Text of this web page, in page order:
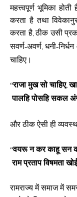
महत्त्वपूर्ण भूमिका
करता है तथा
करता है,ठीक उसी
सवर्ण-अवर्ण, धनी-
चाहिए।
‘‘राजा मुख सो चाहिए,
पालहि पोसहि सकल
और ठीक ऐसी ही
‘‘वयरू न कर काहू सन
राम प्रताप विषमता
रामराज्य में समाज में